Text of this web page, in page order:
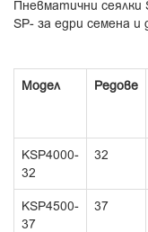
Пневматични сеялки
SP- за едри семена и
Модел Редове
KSP4000-
32
32
KSP4500-
37
37